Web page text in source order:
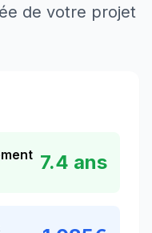
de votre projet
7.4 ans